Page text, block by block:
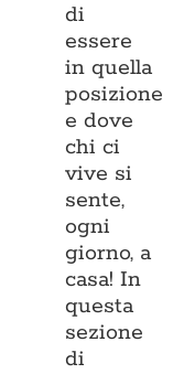
di
essere
in quella
posizione
e dove
chi ci
vive si
sente,
ogni
giorno, a
casa! In
questa
sezione
di